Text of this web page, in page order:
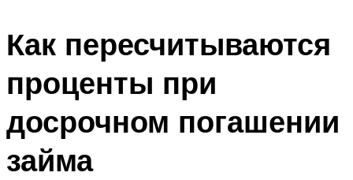
Как пересчитываются
проценты при
досрочном погашении
займа